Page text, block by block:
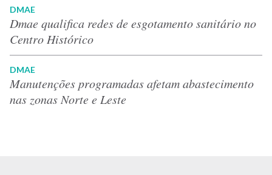
DMAE
Dmae qualifica redes de esgotamento sanitário no
Centro Histórico
DMAE
Manutenções programadas afetam abastecimento
nas zonas Norte e Leste